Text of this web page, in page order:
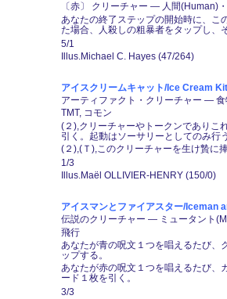
〔赤〕 クリーチャー ― 人間(Human)
あなたの終了ステップの開始時に、こ
た場合、人殺しの粗暴者をタップし、
5/1
Illus.Michael C. Hayes (47/264)
アイスクリームキャット/Ice Cream
アーティファクト・クリーチャー ―
TMT, コモン
(２),クリーチャーやトークンでありこ
引く。起動はソーサリーとしてのみ行う
(２),(Ｔ),このクリーチャーを生け贄に
1/3
Illus.Maël OLLIVIER-HENRY (150/0)
アイスマンとファイアスター/Iceman
伝説のクリーチャー ― ミュータント
飛行
あなたが青の呪文１つを唱えるたび、
ップする。
あなたが赤の呪文１つを唱えるたび、
ード１枚を引く。
3/3